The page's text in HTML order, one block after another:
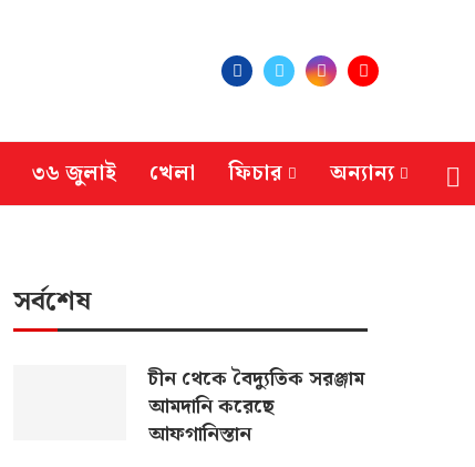
৩৬ জুলাই খেলা ফিচার অন্যান্য
সর্বশেষ
চীন থেকে বৈদ্যুতিক সরঞ্জাম
আমদানি করেছে
আফগানিস্তান